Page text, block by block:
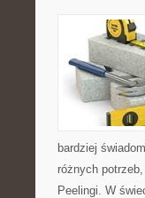
bardziej
różnych
Peelingi. W